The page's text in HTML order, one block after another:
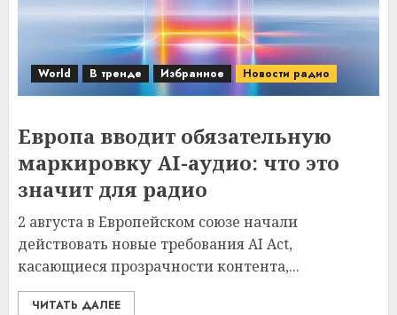
World В тренде Избранное Новости радио
Европа вводит обязательную
маркировку AI-аудио: что это
значит для радио
2 августа в Европейском союзе начали
действовать новые требования AI Act,
касающиеся прозрачности контента,...
ЧИТАТЬ ДАЛЕЕ